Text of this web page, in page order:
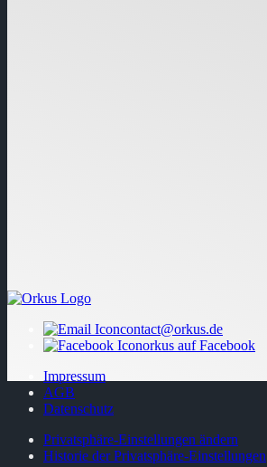
contact@orkus.de
orkus auf Facebook
Impressum
AGB
Datenschutz
Privatsphäre-Einstellungen ändern
Historie der Privatsphäre-Einstellungen